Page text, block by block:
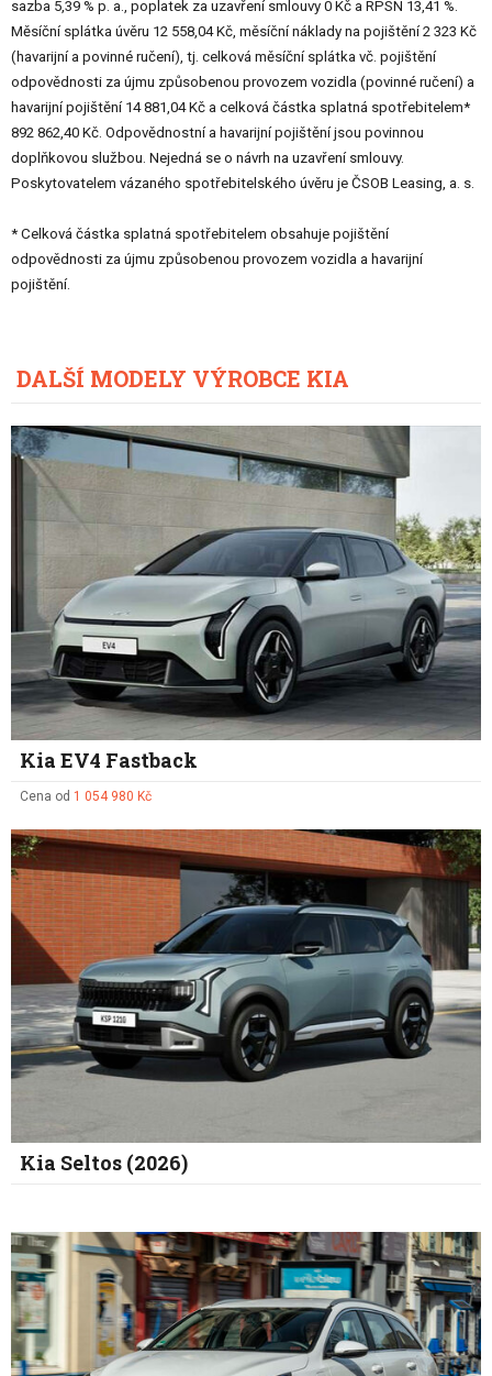
sazba 5,39 % p. a., poplatek za uzavření smlouvy 0 Kč a RPSN 13,41 %.
Měsíční splátka úvěru 12 558,04 Kč, měsíční náklady na pojištění 2 323 Kč
(havarijní a povinné ručení), tj. celková měsíční splátka vč. pojištění
odpovědnosti za újmu způsobenou provozem vozidla (povinné ručení) a
havarijní pojištění 14 881,04 Kč a celková částka splatná spotřebitelem*
892 862,40 Kč. Odpovědnostní a havarijní pojištění jsou povinnou
doplňkovou službou. Nejedná se o návrh na uzavření smlouvy.
Poskytovatelem vázaného spotřebitelského úvěru je ČSOB Leasing, a. s.
* Celková částka splatná spotřebitelem obsahuje pojištění
odpovědnosti za újmu způsobenou provozem vozidla a havarijní
pojištění.
DALŠÍ MODELY VÝROBCE KIA
Kia EV4 Fastback
Cena od 1 054 980 Kč
Kia Seltos (2026)